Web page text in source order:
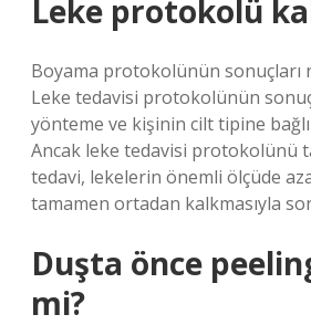
Leke protokolü
Boyama protokolünün sonuçları
Leke tedavisi protokolünün
yönteme ve kişinin cilt tipine
Ancak leke tedavisi protokolünü
tedavi, lekelerin önemli ölçüde
tamamen ortadan kalkmasıyla
Duşta önce
mi?